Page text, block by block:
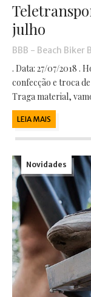
julho
BBB - Beach Biker
. Data: 27/07/2018
confecção e troca
Traga material,
LEIA MAIS
Novidades